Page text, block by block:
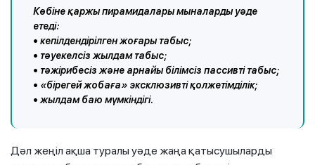
Көбіне қаржы пирамидалары мыналарды уәде
етеді:
• кепілдендірілген жоғары табыс;
• тәуекелсіз жылдам табыс;
• тәжірибесіз және арнайы білімсіз пассивті табыс;
• «бірегей жобаға» эксклюзивті қолжетімділік;
• жылдам баю мүмкіндігі.
Дәл жеңіл ақша туралы уәде жаңа қатысушыларды